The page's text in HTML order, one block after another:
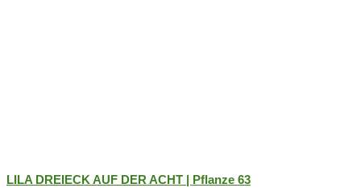
LILA DREIECK AUF DER ACHT | Pflanze 63